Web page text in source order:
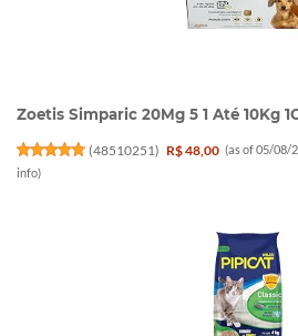
Zoetis Simparic 20Mg 5 1 Até 10Kg
(48510251) R$ 48,00 (as of 05/08/
info)